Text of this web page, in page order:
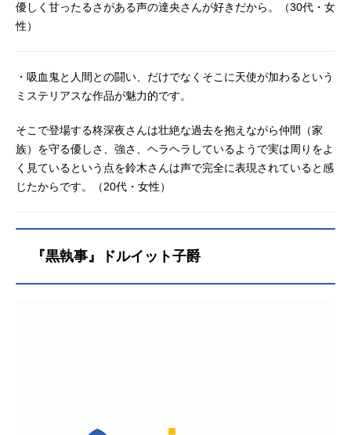
優しく甘ったるさがある声の達央さんが好きだから。（30代・女
性）
・吸血鬼と人間との闘い、だけでなくそこに天使が加わるという
ミステリアスな作品が魅力的です。
そこで登場する柊深夜さんは壮絶な過去を抱えながら仲間（家
族）を守る優しさ、強さ、ヘラヘラしているようで実は周りをよ
く見ているという点を鈴木さんは声で完全に表現されていると感
じたからです。（20代・女性）
『黒執事』ドルイット子爵